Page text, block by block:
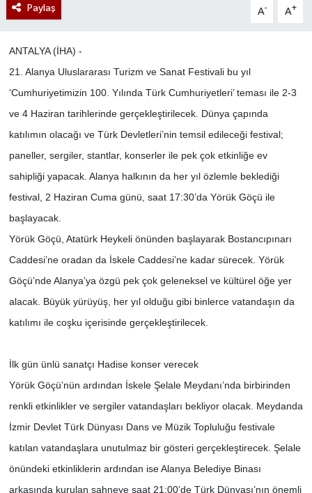
Paylaş A- A+
ANTALYA (İHA) -
21. Alanya Uluslararası Turizm ve Sanat Festivali bu yıl
‘Cumhuriyetimizin 100. Yılında Türk Cumhuriyetleri’ teması ile 2-3
ve 4 Haziran tarihlerinde gerçekleştirilecek. Dünya çapında
katılımın olacağı ve Türk Devletleri’nin temsil edileceği festival;
paneller, sergiler, stantlar, konserler ile pek çok etkinliğe ev
sahipliği yapacak. Alanya halkının da her yıl özlemle beklediği
festival, 2 Haziran Cuma günü, saat 17:30’da Yörük Göçü ile
başlayacak.
Yörük Göçü, Atatürk Heykeli önünden başlayarak Bostancıpınarı
Caddesi’ne oradan da İskele Caddesi’ne kadar sürecek. Yörük
Göçü’nde Alanya’ya özgü pek çok geleneksel ve kültürel öğe yer
alacak. Büyük yürüyüş, her yıl olduğu gibi binlerce vatandaşın da
katılımı ile coşku içerisinde gerçekleştirilecek.
İlk gün ünlü sanatçı Hadise konser verecek
Yörük Göçü’nün ardından İskele Şelale Meydanı’nda birbirinden
renkli etkinlikler ve sergiler vatandaşları bekliyor olacak. Meydanda
İzmir Devlet Türk Dünyası Dans ve Müzik Topluluğu festivale
katılan vatandaşlara unutulmaz bir gösteri gerçekleştirecek. Şelale
önündeki etkinliklerin ardından ise Alanya Belediye Binası
arkasında kurulan sahneye saat 21:00’de Türk Dünyası’nın önemli